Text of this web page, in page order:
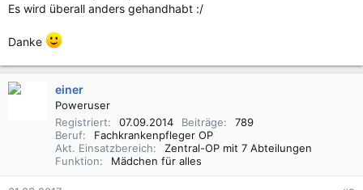
Es wird überall anders gehandhabt :/
Danke
einer
Poweruser
Registriert
07.09.2014 Beiträge
789
Beruf
Fachkrankenpfleger OP
Akt. Einsatzbereich
Zentral-OP mit 7 Abteilungen
Funktion
Mädchen für alles